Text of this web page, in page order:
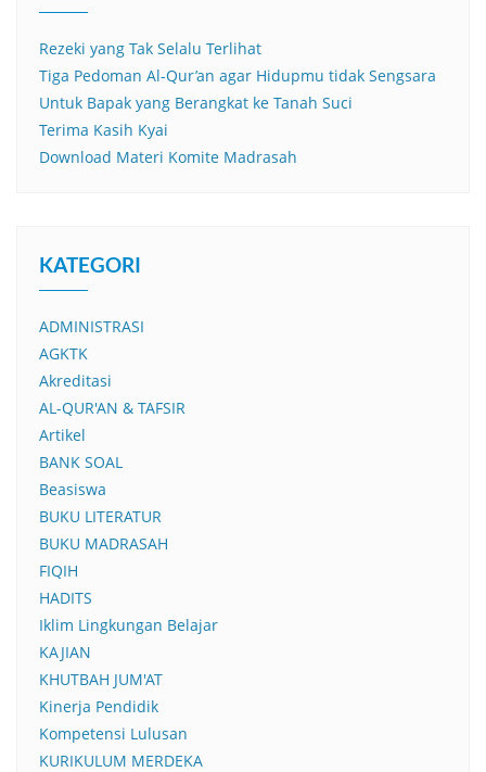
Rezeki yang Tak Selalu Terlihat
Tiga Pedoman Al-Qur’an agar Hidupmu tidak Sengsara
Untuk Bapak yang Berangkat ke Tanah Suci
Terima Kasih Kyai
Download Materi Komite Madrasah
KATEGORI
ADMINISTRASI
AGKTK
Akreditasi
AL-QUR'AN & TAFSIR
Artikel
BANK SOAL
Beasiswa
BUKU LITERATUR
BUKU MADRASAH
FIQIH
HADITS
Iklim Lingkungan Belajar
KAJIAN
KHUTBAH JUM'AT
Kinerja Pendidik
Kompetensi Lulusan
KURIKULUM MERDEKA